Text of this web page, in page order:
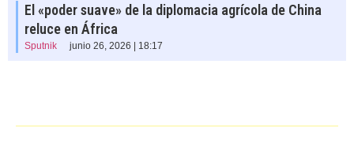
El «poder suave» de la diplomacia agrícola de China
reluce en África
Sputnik junio 26, 2026 | 18:17